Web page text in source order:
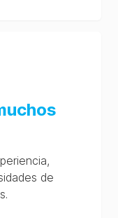
de